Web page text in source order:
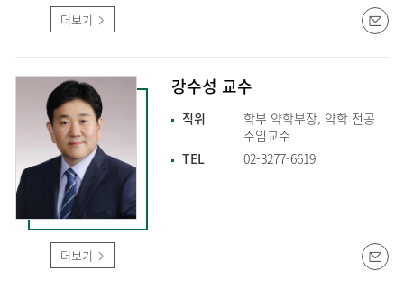
더보기
더보기
강수성 교수
직위
학부 약학부장, 약학 전공
주임교수
TEL
02-3277-6619